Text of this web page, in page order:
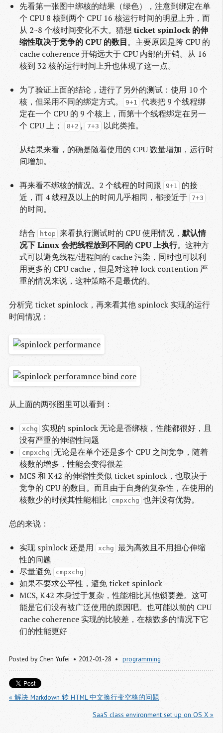
先看第一张图中绑核的结果（绿色），注意到绑定在单
个 CPU 8 核到两个 CPU 16 核运行时间的明显上升，而
从 2~8 个核时间变化不大。猜想ticket spinlock 的伸
缩性取决于竞争的 CPU 的数目。主要原因是跨 CPU 的
cache coherence 开销远大于 CPU 内部的开销。从 16
核到 32 核的运行时间上升也体现了这一点。
为了验证上面的结论，进行了另外的测试：使用 10 个
核，但采用不同的绑定方式。
9+1 代表把 9 个线程绑
定在一个 CPU 的 9 个核上，而第十个线程绑定在另一
个 CPU 上；
8+2 , 7+3 以此类推。
从结果来看，的确是随着使用的 CPU 数量增加，运行时
间增加。
再来看不绑核的情况。2 个线程的时间跟 9+1
的接
近，而 4 线程及以上的时间几乎相同，都接近于
7+3
的时间。
结合 htop 来看执行测试时的 CPU 使用情况，默认情
况下 Linux 会把线程放到不同的 CPU 上执行。这种方
式可以避免线程/进程间的 cache 污染，同时也可以利
用更多的 CPU cache，但是对这种 lock contention 严
重的情况来说，这种策略不是最优的。
分析完 ticket spinlock，再来看其他 spinlock 实现的运行
时间情况：
从上面的两张图里可以看到：
xchg
实现的 spinlock 无论是否绑核，性能都很好，且
没有严重的伸缩性问题
cmpxchg 无论是在单个还是多个 CPU 之间竞争，随着
核数的增多，性能会变得很差
MCS 和 K42 的伸缩性类似 ticket spinlock，也取决于
竞争的 CPU 的数目。而且由于自身的复杂性，在使用的
核数少的时候其性能相比
cmpxchg 也并没有优势。
总的来说：
实现 spinlock 还是用 xchg 最为高效且不用担心伸缩
性的问题
尽量避免
cmpxchg
如果不要求公平性，避免 ticket spinlock
MCS, K42 本身过于复杂，性能相比其他锁要差。这可
能是它们没有被广泛使用的原因吧。也可能以前的 CPU
cache coherence 实现的比较差，在核数多的情况下它
们的性能更好
Posted by Chen Yufei 2012-01-28 programming
« 解决 Markdown 转 HTML 中文换行变空格的问题
SaaS class environment set up on OS X »